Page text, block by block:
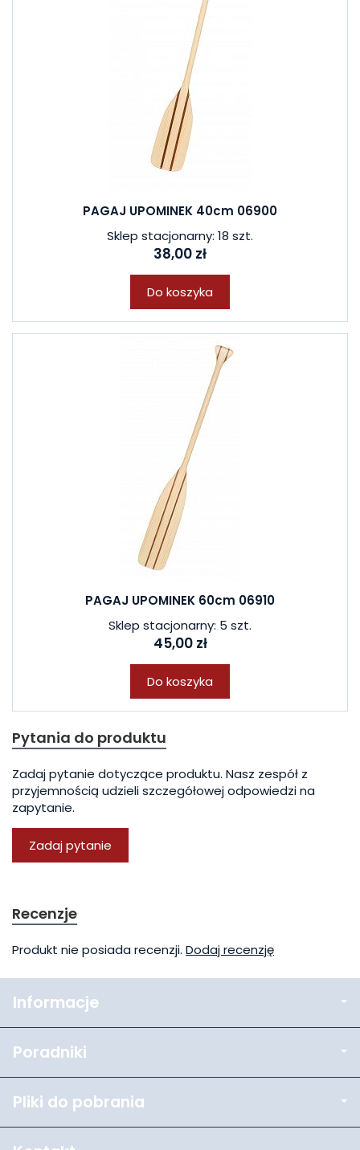
PAGAJ UPOMINEK 40cm 06900
Sklep stacjonarny: 18 szt.
38,00 zł
Do koszyka
PAGAJ UPOMINEK 60cm 06910
Sklep stacjonarny: 5 szt.
45,00 zł
Do koszyka
Pytania do produktu
Zadaj pytanie dotyczące produktu. Nasz zespół z
przyjemnością udzieli szczegółowej odpowiedzi na
zapytanie.
Zadaj pytanie
Recenzje
Produkt nie posiada recenzji. Dodaj recenzję
Informacje
Poradniki
Pliki do pobrania